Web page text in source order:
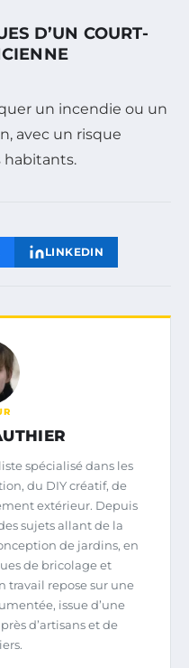
D’UN COURT-
un incendie ou un
avec un risque
habitants.
LINKEDIN
spécialisé dans les
du DIY créatif, de
extérieur. Depuis
sujets allant de la
de jardins, en
de bricolage et
travail repose sur une
issue d’une
d’artisans et de